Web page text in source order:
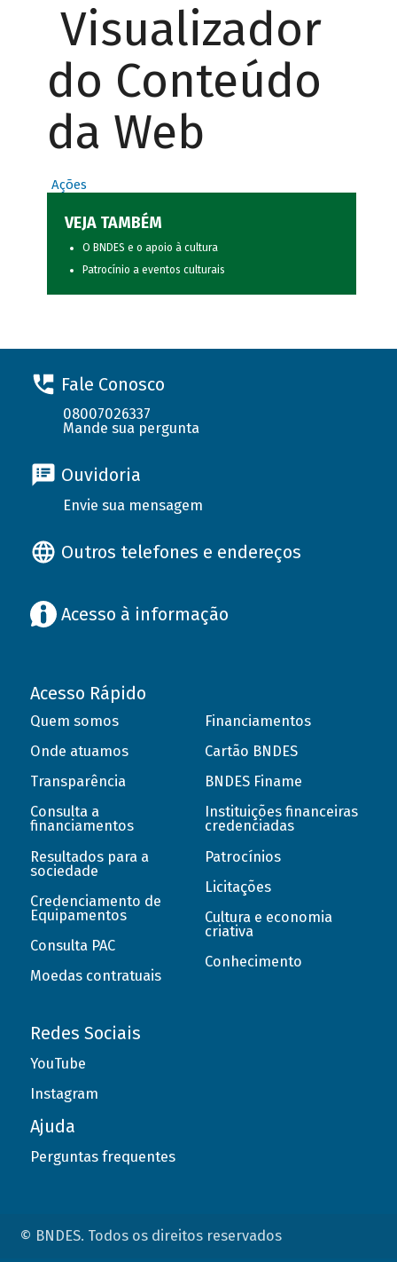
Visualizador
do Conteúdo
da Web
Ações
VEJA TAMBÉM
O BNDES e o apoio à cultura
Patrocínio a eventos culturais
Fale Conosco
08007026337
Mande sua pergunta
Ouvidoria
Envie sua mensagem
Outros telefones e endereços
Acesso à informação
Acesso Rápido
Quem somos
Onde atuamos
Transparência
Consulta a
financiamentos
Resultados para a
sociedade
Credenciamento de
Equipamentos
Consulta PAC
Moedas contratuais
Financiamentos
Cartão BNDES
BNDES Finame
Instituições financeiras
credenciadas
Patrocínios
Licitações
Cultura e economia
criativa
Conhecimento
Redes Sociais
YouTube
Instagram
Ajuda
Perguntas frequentes
© BNDES. Todos os direitos reservados